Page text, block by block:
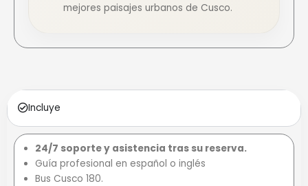
mejores paisajes urbanos de Cusco.
Incluye
24/7 soporte y asistencia tras su reserva.
Guía profesional en español o inglés
Bus Cusco 180.